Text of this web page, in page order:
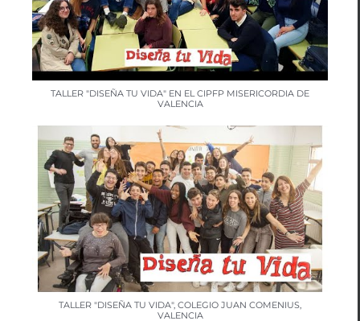
TALLER "DISEÑA TU VIDA" EN EL CIPFP MISERICORDIA DE
VALENCIA
TALLER "DISEÑA TU VIDA", COLEGIO JUAN COMENIUS,
VALENCIA